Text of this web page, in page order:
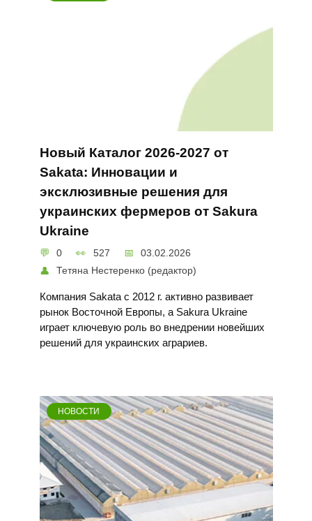
Новый Каталог 2026-2027 от
Sakata: Инновации и
эксклюзивные решения для
украинских фермеров от Sakura
Ukraine
0 527
03.02.2026
Тетяна Нестеренко (редактор)
Компания Sakata с 2012 г. активно развивает
рынок Восточной Европы, а Sakura Ukraine
играет ключевую роль во внедрении новейших
решений для украинских аграриев.
НОВОСТИ